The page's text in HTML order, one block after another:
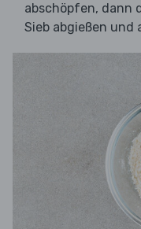
abschöpfen, dann
Sieb abgießen und